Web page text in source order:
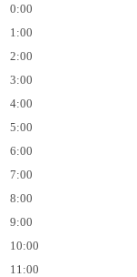
0:00
1:00
2:00
3:00
4:00
5:00
6:00
7:00
8:00
9:00
10:00
11:00